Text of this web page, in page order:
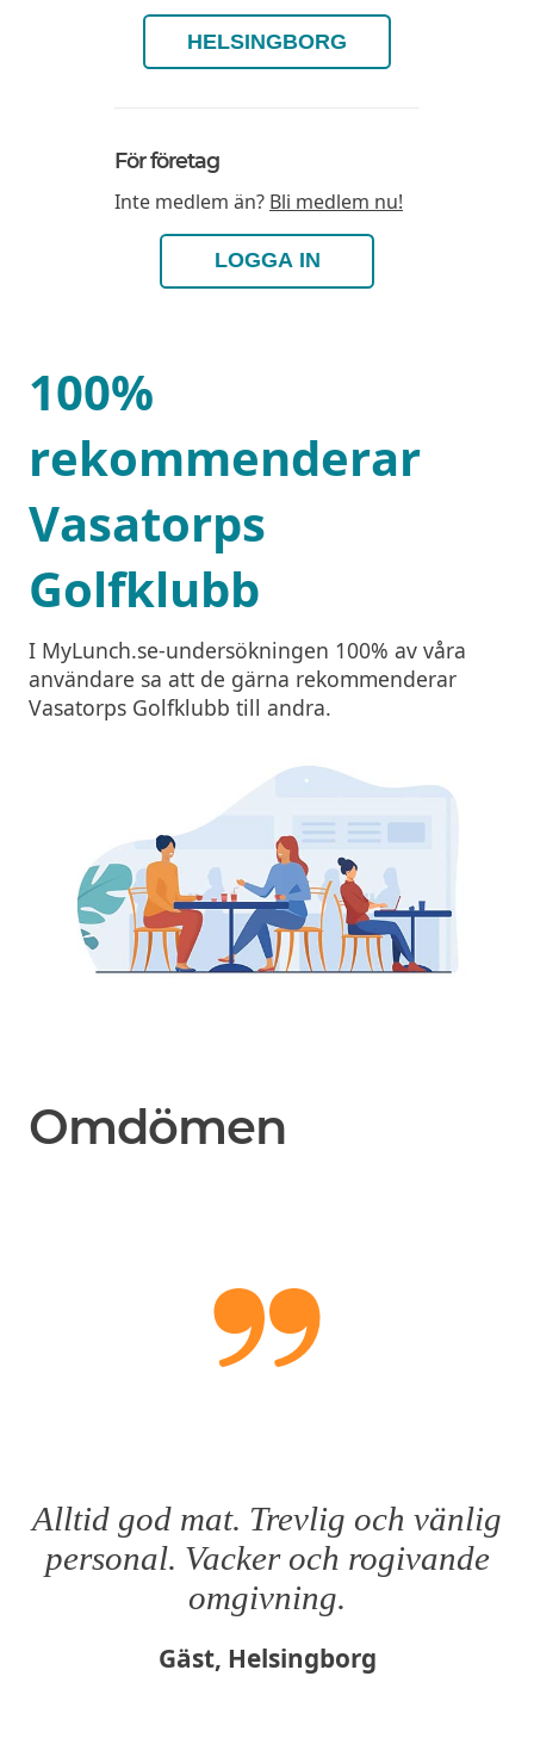
HELSINGBORG
För företag
Inte medlem än? Bli medlem nu!
LOGGA IN
100%
rekommenderar
Vasatorps
Golfklubb
I MyLunch.se-undersökningen 100% av våra
användare sa att de gärna rekommenderar
Vasatorps Golfklubb till andra.
Omdömen
Alltid god mat. Trevlig och vänlig
personal. Vacker och rogivande
omgivning.
Gäst, Helsingborg